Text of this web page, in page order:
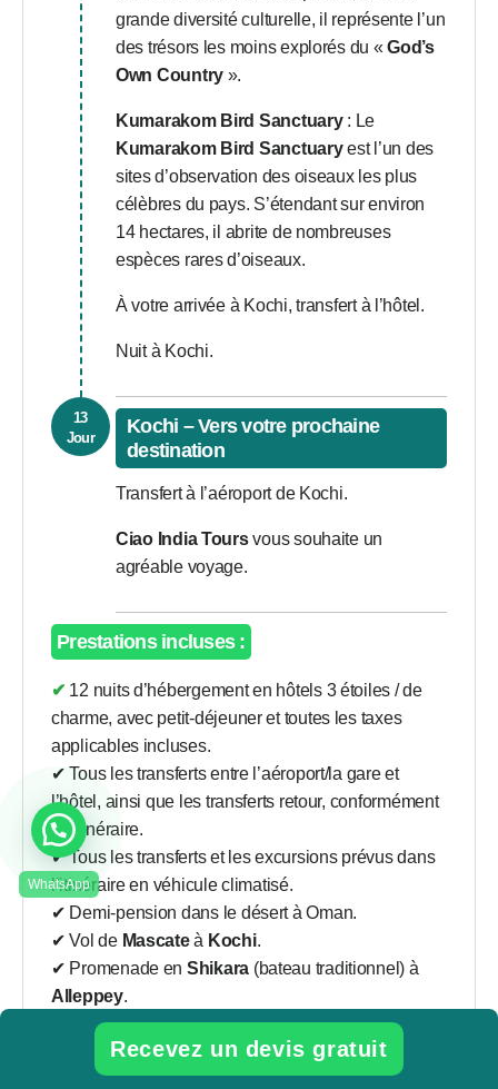
grande diversité culturelle, il représente l’un
des trésors les moins explorés du «God’s
Own Country ».
Kumarakom Bird Sanctuary: Le
Kumarakom Bird Sanctuaryest l’un des
sites d’observation des oiseaux les plus
célèbres du pays. S’étendant sur environ
14 hectares, il abrite de nombreuses
espèces rares d’oiseaux.
À votre arrivée à Kochi, transfert à l’hôtel.
Nuit à Kochi.
13
Jour
Kochi – Vers votre prochaine
destination
Transfert à l’aéroport de Kochi.
Ciao India Toursvous souhaite un
agréable voyage.
Prestations incluses :
✔ 12 nuits d’hébergement en hôtels 3 étoiles / de
charme, avec petit-déjeuner et toutes les taxes
applicables incluses.
✔ Tous les transferts entre l’aéroport/la gare et
l’hôtel, ainsi que les transferts retour, conformément
à l’itinéraire.
✔ Tous les transferts et les excursions prévus dans
l’itinéraire en véhicule climatisé.
✔ Demi-pension dans le désert à Oman.
✔ Vol de Mascateà Kochi.
✔ Promenade en Shikara (bateau traditionnel) à
Alleppey.
✔ Une bouteille d’eau par personne et par jour.
✔ Toutes les taxes incluses.
✔ Frais de péage, de stationnement, carburant et
Recevez un devis gratuit